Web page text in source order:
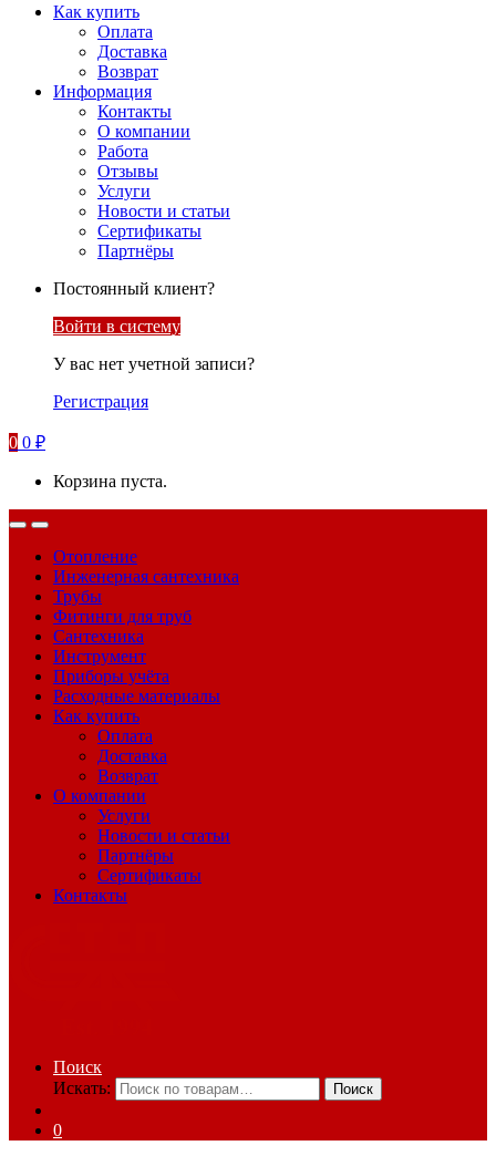
Как купить
Оплата
Доставка
Возврат
Информация
Контакты
О компании
Работа
Отзывы
Услуги
Новости и статьи
Сертификаты
Партнёры
Постоянный клиент?
Войти в систему
У вас нет учетной записи?
Регистрация
0 0 ₽
Корзина пуста.
Отопление
Инженерная сантехника
Трубы
Фитинги для труб
Сантехника
Инструмент
Приборы учёта
Расходные материалы
Как купить
Оплата
Доставка
Возврат
О компании
Услуги
Новости и статьи
Партнёры
Сертификаты
Контакты
Поиск
Искать:
Поиск
0